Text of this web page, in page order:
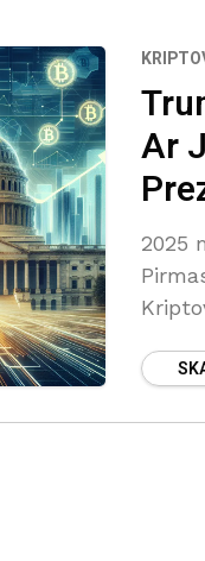
Ar
2025
jų